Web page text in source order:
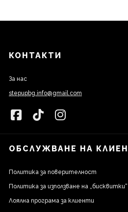
КОНТАКТИ
За нас
stepupbg.info@gmail.com
ОБСЛУЖВАНЕ НА
Политика за поверителност
Политика за използване на „бисквитки“
Лоялна програма за клиенти